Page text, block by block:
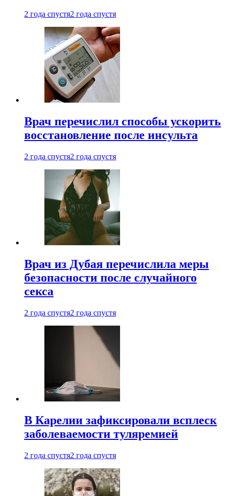
2 года спустя2 года спустя
Врач перечислил способы ускорить
восстановление после инсульта
2 года спустя2 года спустя
Врач из Дубая перечислила меры
безопасности после случайного
секса
2 года спустя2 года спустя
В Карелии зафиксировали всплеск
заболеваемости туляремией
2 года спустя2 года спустя